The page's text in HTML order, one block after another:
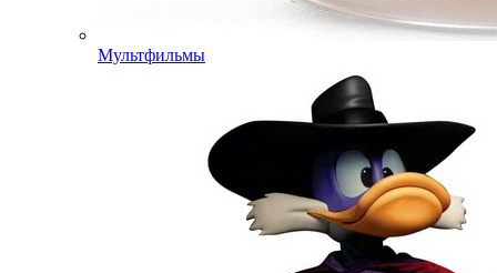
Мультфильмы